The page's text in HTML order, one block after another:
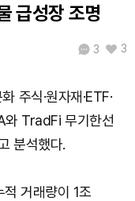
급성장 조명
3 3
주식·원자재·ETF·
와 TradFi 무기한선
분석했다.
거래량이 1조